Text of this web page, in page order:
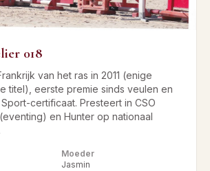
018
van het ras in 2011 (enige
titel), eerste premie sinds veulen en
certificaat. Presteert in CSO
en Hunter op nationaal
Moeder
Jasmin